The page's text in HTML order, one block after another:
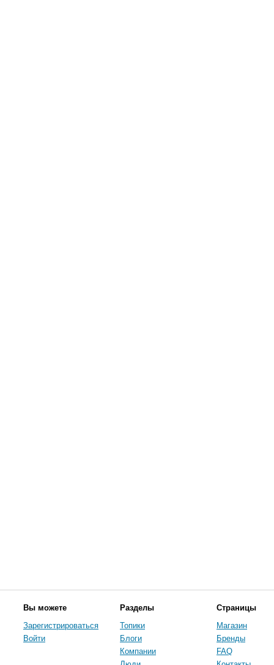
Вы можете
Зарегистрироваться
Войти
Разделы
Топики
Блоги
Компании
Страницы
Магазин
Бренды
FAQ